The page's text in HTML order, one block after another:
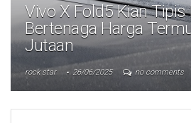
Vivo X Fold5 Kian Tipis
Bertenaga Harga
Jutaan
rock star 26/06/2025 no comments